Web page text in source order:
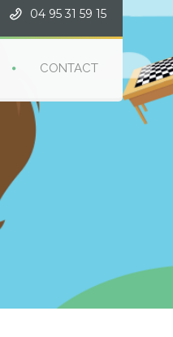
04 95 31 59 15
CONTACT